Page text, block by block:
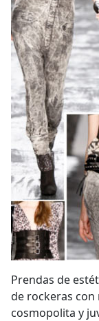
Prendas de
de rockeras con
cosmopolita y